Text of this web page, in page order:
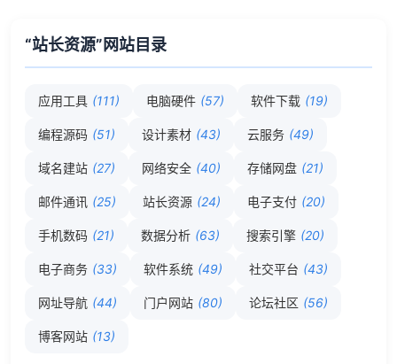
“站长资源”网站目录
应用工具 (111) 电脑硬件 (57) 软件下载 (19)
编程源码 (51) 设计素材 (43) 云服务 (49)
域名建站 (27) 网络安全 (40) 存储网盘 (21)
邮件通讯 (25) 站长资源 (24) 电子支付 (20)
手机数码 (21) 数据分析 (63) 搜索引擎 (20)
电子商务 (33) 软件系统 (49) 社交平台 (43)
网址导航 (44) 门户网站 (80) 论坛社区 (56)
博客网站 (13)